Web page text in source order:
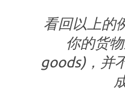
看回以上的
你的货
goods)，并